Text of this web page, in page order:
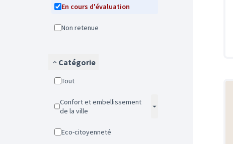
En cours d'évaluation
Non retenue
Catégorie
Tout
Confort et embellissement
de la ville
Eco-citoyenneté